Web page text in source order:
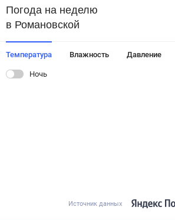
Погода на неделю
в Романовской
Температура Влажность Давление
Ночь
Источник данных